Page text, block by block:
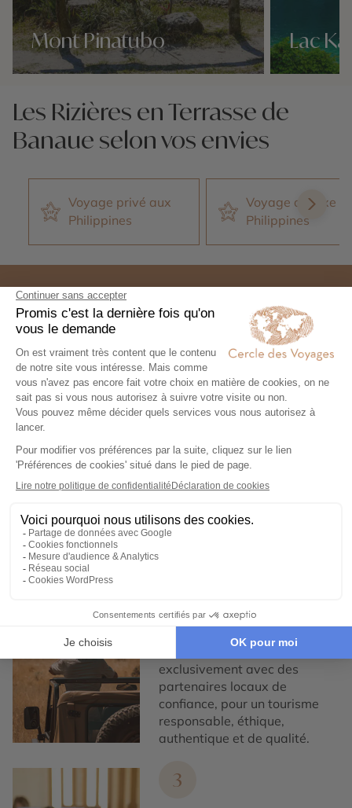
Mont Pinatubo Lac
Les Rizières en Terrasse de
Banaue selon vos envies
Voyage privé aux
Philippines
Voyage de luxe
Philippines
Expertise et co-construction
1
Expertise et co-
Chez Cercle des Voyages,
nous concevons des voyages
100% personnalisables, en
voyageurs.
Engagement local et
responsabilité sociale
Nous collaborons
exclusivement avec des
partenaires locaux de
confiance, pour un tourisme
responsable, éthique,
authentique et de qualité.
3